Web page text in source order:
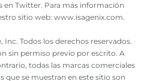
en Twitter. Para más información
sitio web: www.isagenix.com.
Inc. Todos los derechos reservados.
sin permiso previo por escrito. A
todas las marcas comerciales
que se muestran en este sitio son